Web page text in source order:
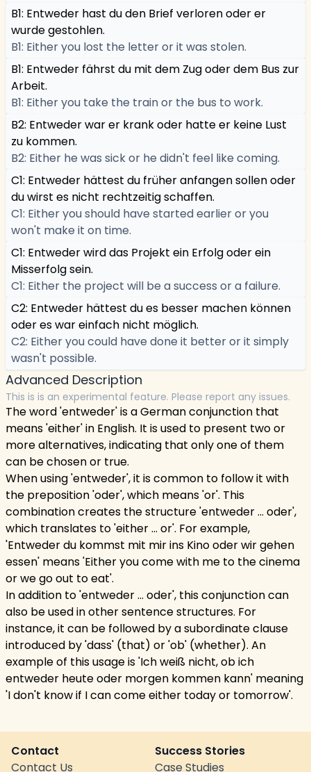
B1: Entweder hast du den Brief verloren oder er
wurde gestohlen.
B1: Either you lost the letter or it was stolen.
B1: Entweder fährst du mit dem Zug oder dem Bus zur
Arbeit.
B1: Either you take the train or the bus to work.
B2: Entweder war er krank oder hatte er keine Lust
zu kommen.
B2: Either he was sick or he didn't feel like coming.
C1: Entweder hättest du früher anfangen sollen oder
du wirst es nicht rechtzeitig schaffen.
C1: Either you should have started earlier or you
won't make it on time.
C1: Entweder wird das Projekt ein Erfolg oder ein
Misserfolg sein.
C1: Either the project will be a success or a failure.
C2: Entweder hättest du es besser machen können
oder es war einfach nicht möglich.
C2: Either you could have done it better or it simply
wasn't possible.
Advanced Description
This is is an experimental feature. Please report any issues.
The word 'entweder' is a German conjunction that
means 'either' in English. It is used to present two or
more alternatives, indicating that only one of them
can be chosen or true.
When using 'entweder', it is common to follow it with
the preposition 'oder', which means 'or'. This
combination creates the structure 'entweder ... oder',
which translates to 'either ... or'. For example,
'Entweder du kommst mit mir ins Kino oder wir gehen
essen' means 'Either you come with me to the cinema
or we go out to eat'.
In addition to 'entweder ... oder', this conjunction can
also be used in other sentence structures. For
instance, it can be followed by a subordinate clause
introduced by 'dass' (that) or 'ob' (whether). An
example of this usage is 'Ich weiß nicht, ob ich
entweder heute oder morgen kommen kann' meaning
'I don't know if I can come either today or tomorrow'.
Contact
Contact Us
Success Stories
Case Studies